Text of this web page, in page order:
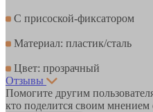
С присоской-фиксатором
Материал: пластик/сталь
Цвет: прозрачный
Отзывы
Помогите другим
кто поделится своим мнением